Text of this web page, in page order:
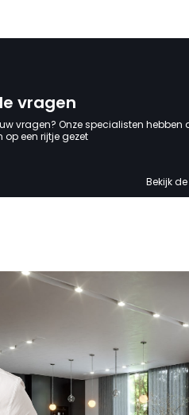
vragen
vragen? Onze specialisten hebben
een rijtje gezet
Bekijk